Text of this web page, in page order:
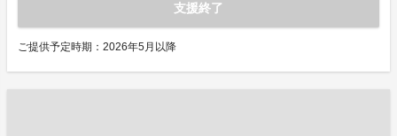
支援終了
ご提供予定時期：2026年5月以降